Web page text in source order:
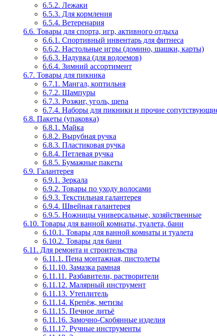
6.5.2. Лежаки
6.5.3. Для кормления
6.5.4. Ветеренария
6.6. Товары для спорта, игр, активного отдыха
6.6.1. Спортивный инвентарь для фитнеса
6.6.2. Настольные игры (домино, шашки, карты)
6.6.3. Надувка (для водоемов)
6.6.4. Зимний ассортимент
6.7. Товары для пикника
6.7.1. Мангал, коптильня
6.7.2. Шампуры
6.7.3. Розжиг, уголь, щепа
6.7.4. Наборы для пикники и прочие
6.8. Пакеты (упаковка)
6.8.1. Майка
6.8.2. Вырубная ручка
6.8.3. Пластиковая ручка
6.8.4. Петлевая ручка
6.8.5. Бумажные пакеты
6.9. Галантерея
6.9.1. Зеркала
6.9.2. Товары по уходу волосами
6.9.3. Текстильная галантерея
6.9.4. Швейная галантерея
6.9.5. Ножницы универсальные, хозяйственные
6.10. Товары для ванной комнаты, туалета, бани
6.10.1. Товары для ванной комнаты и туалета
6.10.2. Товары для бани
6.11. Для ремонта и строительства
6.11.1. Пена монтажная, пистолеты
6.11.10. Замазка рамная
6.11.11. Разбавители, растворители
6.11.12. Малярный инструмент
6.11.13. Утеплитель
6.11.14. Крепёж, метизы
6.11.15. Печное литьё
6.11.16. Замочно-Скобянные изделия
6.11.17. Ручные инструменты